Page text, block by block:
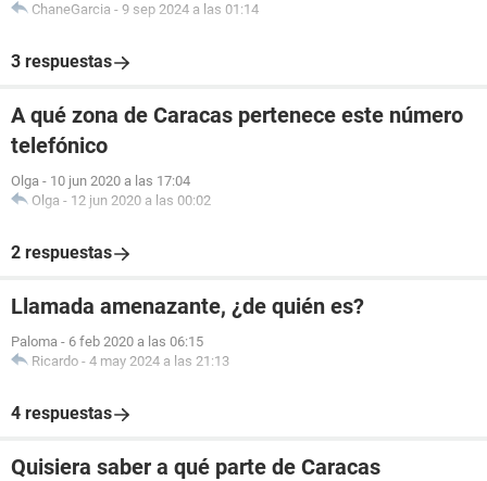
ChaneGarcia - 9 sep 2024 a las 01:14
3 respuestas
A qué zona de Caracas pertenece este número
telefónico
Olga - 10 jun 2020 a las 17:04
Olga - 12 jun 2020 a las 00:02
2 respuestas
Llamada amenazante, ¿de quién es?
Paloma - 6 feb 2020 a las 06:15
Ricardo - 4 may 2024 a las 21:13
4 respuestas
Quisiera saber a qué parte de Caracas